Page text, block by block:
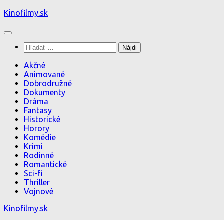
Preskočiť
obsah
Kinofilmy.sk
Hľadať:
Akčné
Animované
Dobrodružné
Dokumenty
Dráma
Fantasy
Historické
Horory
Komédie
Krimi
Rodinné
Romantické
Sci-fi
Thriller
Vojnové
Kinofilmy.sk